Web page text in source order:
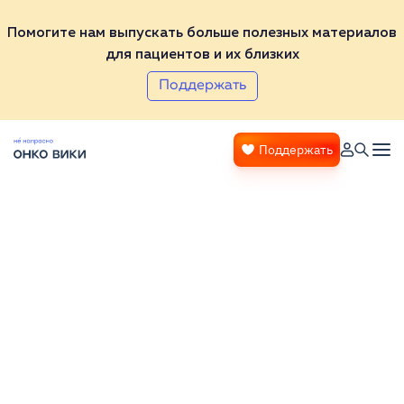
Помогите нам выпускать больше полезных материалов
для пациентов и их близких
Поддержать
Поддержать